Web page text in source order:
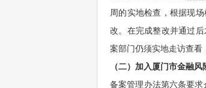
周的实地检查，根据现
改。在完成整改并通过
案部门仍须实地走访查看
（二）加入厦门市金融
备案管理办法第六条要